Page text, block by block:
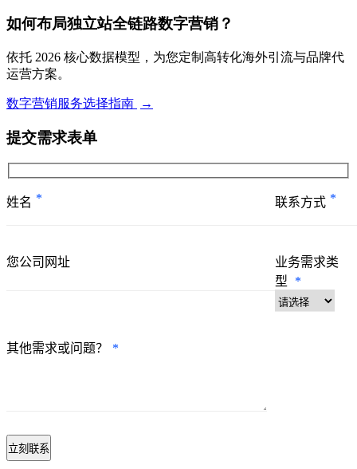
如何布局独立站全链路数字营销？
依托 2026 核心数据模型，为您定制高转化海外引流与品牌代
运营方案。
数字营销服务选择指南 →
提交需求表单
姓名 * 联系方式 *
您公司网址
业务需求类
型
*
其他需求或问题？ *